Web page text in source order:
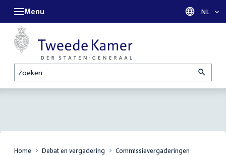
Zoeken
Menu Taal
NL
Home Debat en vergadering Commissievergaderingen